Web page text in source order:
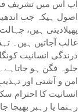
آپ اس میں تشریف
اصول ہیکہ جب
پھیلادیتی ہیں،
غالب آجاتیں ہیں۔
درندگی انسانیت
جلوہ فگن ہو
امن و آشتی اور
انسانیت کا احترام
رہنما یا رہبر بھیجا